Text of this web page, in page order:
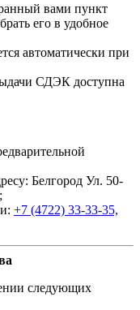
вами пункт
его в удобное
автоматически при
СДЭК доступна
Белгород Ул. 50-
+7 (4722) 33-33-35,
следующих